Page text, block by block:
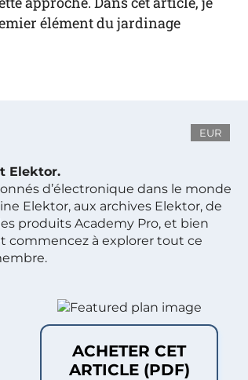
élément du jardinage
EUR
Elektor.
d’électronique dans le monde
Elektor, aux archives Elektor, de
produits Academy Pro, et bien
commencez à explorer tout ce
ACHETER CET
ARTICLE (PDF)